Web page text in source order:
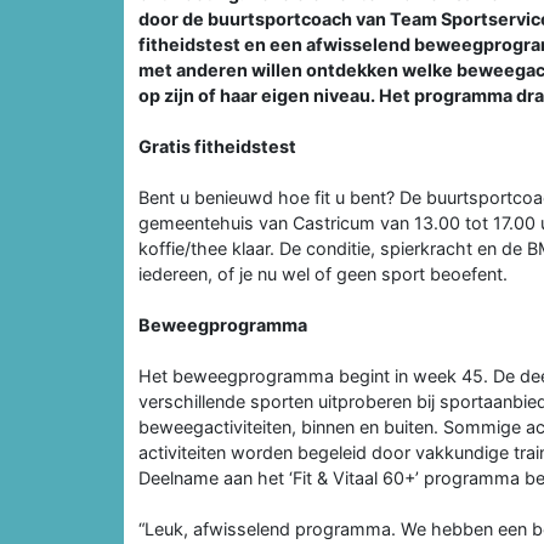
door de buurtsportcoach van Team
fitheidstest en een afwisselend
met anderen willen ontdekken welke
op zijn of haar eigen niveau. Het programma
Gratis fitheidstest
Bent u benieuwd hoe fit u bent? De
gemeentehuis van Castricum van 13.00 tot
koffie/thee klaar. De conditie, spierkracht en de
iedereen, of je nu wel of geen sport beoefent.
Beweegprogramma
Het beweegprogramma begint in week 45. De
verschillende sporten uitproberen bij
beweegactiviteiten, binnen en buiten. Sommige
activiteiten worden begeleid door vakkundige
Deelname aan het ‘Fit & Vitaal 60+’ programma
“Leuk, afwisselend programma. We hebben een